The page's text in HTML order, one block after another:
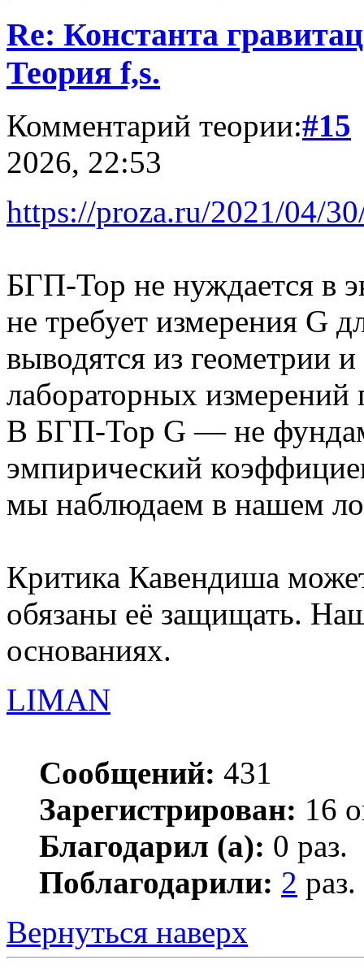
Re: Константа
Теория f,s.
Комментарий теории:#15
2026, 22:53
https://proza.ru/2021/04/
БГП-Тор не нуждается в
не требует измерения G
выводятся из геометрии
лабораторных
В БГП-Тор G — не
эмпирический
мы наблюдаем в нашем
Критика Кавендиша
обязаны её защищать.
основаниях.
LIMAN
Сообщений: 431
Зарегистрирован: 16
Благодарил (а): 0 раз.
Поблагодарили: 2 раз.
Вернуться наверх